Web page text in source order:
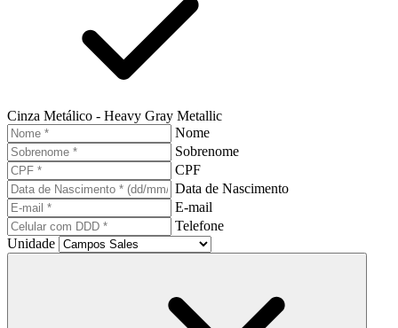
Cinza Metálico - Heavy Gray Metallic
Nome
Sobrenome
CPF
Data de Nascimento
E-mail
Telefone
Unidade